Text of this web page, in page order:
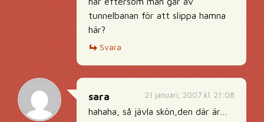
tunnelbanan för att slippa hamna
här?
Svara
21 januari, 2007 kl. 21:08
sara
hahaha, så jävla skön,den där är…